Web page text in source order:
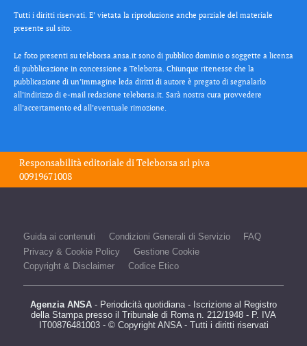
Tutti i diritti riservati. E’ vietata la riproduzione anche parziale del materiale
presente sul sito.
Le foto presenti su teleborsa.ansa.it sono di pubblico dominio o soggette a licenza
di pubblicazione in concessione a Teleborsa. Chiunque ritenesse che la
pubblicazione di un’immagine leda diritti di autore è pregato di segnalarlo
all’indirizzo di e-mail redazione teleborsa.it. Sarà nostra cura provvedere
all’accertamento ed all’eventuale rimozione.
Responsabilità editoriale diTeleborsa srlpiva
00919671008
Guida ai contenuti Condizioni Generali di Servizio
FAQ
Privacy & Cookie Policy
Gestione Cookie
Copyright & Disclaimer
Codice Etico
Agenzia ANSA - Periodicità quotidiana - Iscrizione al Registro
della Stampa presso il Tribunale di Roma n. 212/1948 - P. IVA
IT00876481003 - © Copyright ANSA - Tutti i diritti riservati